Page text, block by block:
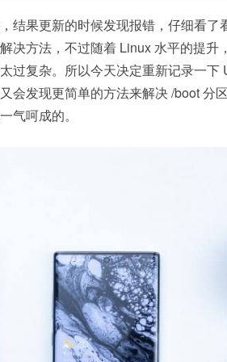
结果更新的时候发现报错，仔细看了
决方法，不过随着 Linux 水平的提升
过复杂。所以今天决定重新记录一下
会发现更简单的方法来解决 /boot 分
气呵成的。